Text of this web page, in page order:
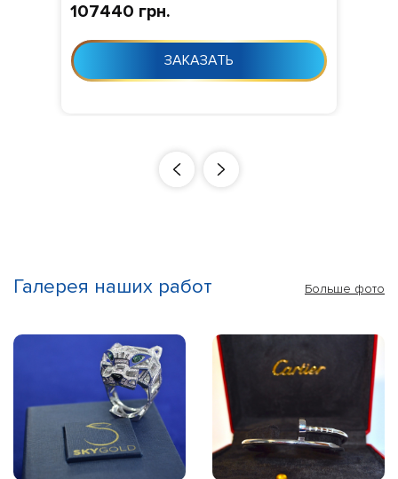
VVS1/VVS2,
Изготовление 10-24 дня с момента
заказа
107440 грн.
ЗАКАЗАТЬ
Галерея наших работ Больше фото